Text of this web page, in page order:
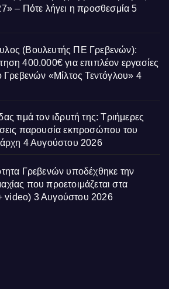
– Πότε λήγει η προσθεσμία 5
(Βουλευτής ΠΕ Γρεβενών):
400.000€ για επιπλέον εργασίες
Γρεβενών «Μίλτος Τεντόγλου» 4
τιμά τον ιδρυτή της: Τριήμερες
παρουσία εκπροσώπου του
4 Αυγούστου 2026
Γρεβενών υποδέχθηκε την
που προετοιμάζεται στα
video) 3 Αυγούστου 2026